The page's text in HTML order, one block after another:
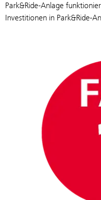
Park&Ride-Anlage
Investitionen in Park&Ride-